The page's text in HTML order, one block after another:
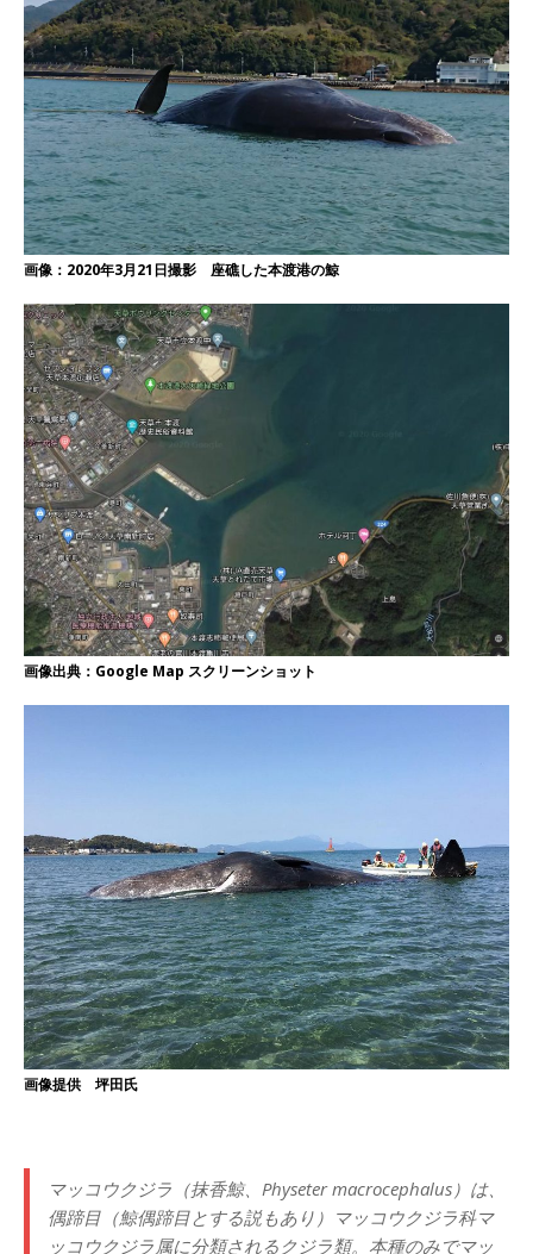
画像：2020年3月21日撮影 座礁した本渡港の鯨
画像出典：Google Map スクリーンショット
画像提供 坪田氏
マッコウクジラ（抹香鯨、Physeter macrocephalus）は、
偶蹄目（鯨偶蹄目とする説もあり）マッコウクジラ科マ
ッコウクジラ属に分類されるクジラ類。本種のみでマッ